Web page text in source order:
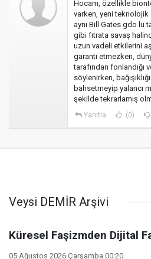
Hocam, özellikle
varken, yeni teknolojik
aynı Bill Gates gdo lu
gibi fıtrata savaş
uzun vadeli etkilerini
garanti etmezken,
tarafından fonlandığı
söylenirken,
bahsetmeyip yalancı
şekilde tekrarlamış
Yanıtla (0)
Veysi DEMİR Arşivi
Küresel Faşizmden Dijital
05 Ağustos 2026 Çarşamba 00:20